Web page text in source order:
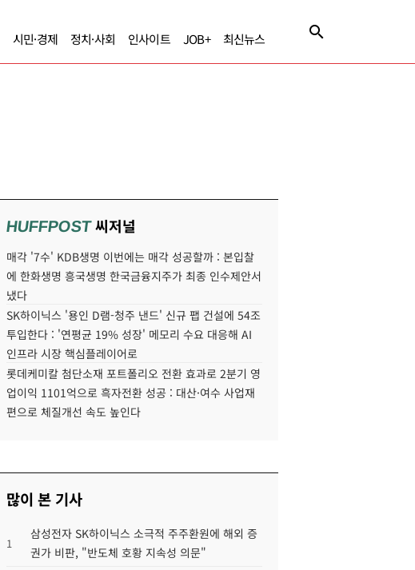
시민·경제 정치·사회 인사이트 JOB+ 최신뉴스
HUFFPOST씨저널
매각 '7수' KDB생명 이번에는 매각 성공할까 : 본입찰
에 한화생명 흥국생명 한국금융지주가 최종 인수제안서
냈다
SK하이닉스 '용인 D램-청주 낸드' 신규 팹 건설에 54조
투입한다 : '연평균 19% 성장' 메모리 수요 대응해 AI
인프라 시장 핵심플레이어로
롯데케미칼 첨단소재 포트폴리오 전환 효과로 2분기 영
업이익 1101억으로 흑자전환 성공 : 대산·여수 사업재
편으로 체질개선 속도 높인다
많이 본 기사
1
삼성전자 SK하이닉스 소극적 주주환원에 해외 증
권가 비판, "반도체 호황 지속성 의문"